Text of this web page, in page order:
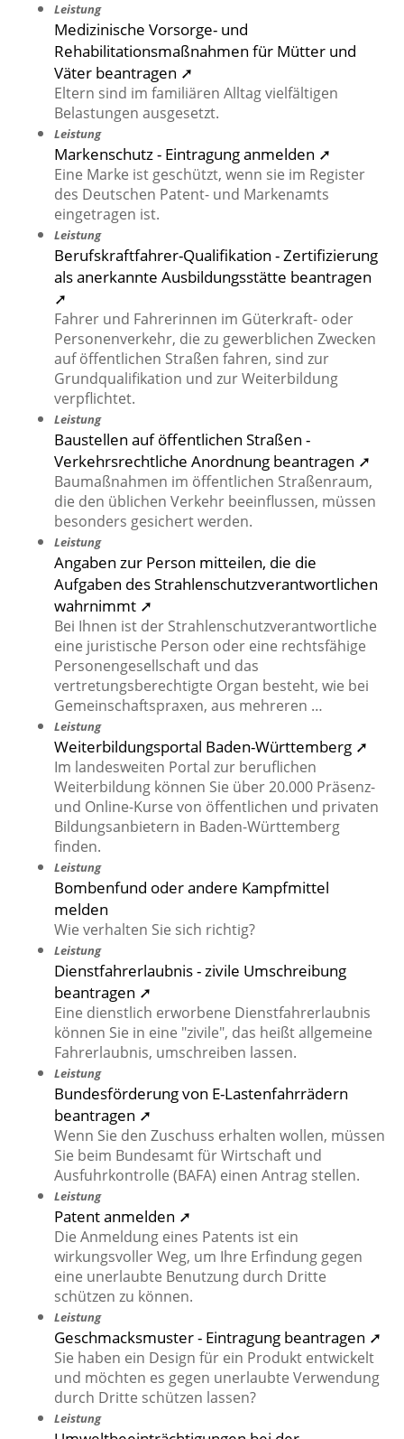
Leistung
Medizinische Vorsorge- und
Rehabilitationsmaßnahmen für Mütter und
Väter beantragen ➚
Eltern sind im familiären Alltag vielfältigen
Belastungen ausgesetzt.
Leistung
Markenschutz - Eintragung anmelden ➚
Eine Marke ist geschützt, wenn sie im Register
des Deutschen Patent- und Markenamts
eingetragen ist.
Leistung
Berufskraftfahrer-Qualifikation - Zertifizierung
als anerkannte Ausbildungsstätte beantragen
➚
Fahrer und Fahrerinnen im Güterkraft- oder
Personenverkehr, die zu gewerblichen Zwecken
auf öffentlichen Straßen fahren, sind zur
Grundqualifikation und zur Weiterbildung
verpflichtet.
Leistung
Baustellen auf öffentlichen Straßen -
Verkehrsrechtliche Anordnung beantragen ➚
Baumaßnahmen im öffentlichen Straßenraum,
die den üblichen Verkehr beeinflussen, müssen
besonders gesichert werden.
Leistung
Angaben zur Person mitteilen, die die
Aufgaben des Strahlenschutzverantwortlichen
wahrnimmt ➚
Bei Ihnen ist der Strahlenschutzverantwortliche
eine juristische Person oder eine rechtsfähige
Personengesellschaft und das
vertretungsberechtigte Organ besteht, wie bei
Gemeinschaftspraxen, aus mehreren …
Leistung
Weiterbildungsportal Baden-Württemberg ➚
Im landesweiten Portal zur beruflichen
Weiterbildung können Sie über 20.000 Präsenz-
und Online-Kurse von öffentlichen und privaten
Bildungsanbietern in Baden-Württemberg
finden.
Leistung
Bombenfund oder andere Kampfmittel
melden
Wie verhalten Sie sich richtig?
Leistung
Dienstfahrerlaubnis - zivile Umschreibung
beantragen ➚
Eine dienstlich erworbene Dienstfahrerlaubnis
können Sie in eine "zivile", das heißt allgemeine
Fahrerlaubnis, umschreiben lassen.
Leistung
Bundesförderung von E-Lastenfahrrädern
beantragen ➚
Wenn Sie den Zuschuss erhalten wollen, müssen
Sie beim Bundesamt für Wirtschaft und
Ausfuhrkontrolle (BAFA) einen Antrag stellen.
Leistung
Patent anmelden ➚
Die Anmeldung eines Patents ist ein
wirkungsvoller Weg, um Ihre Erfindung gegen
eine unerlaubte Benutzung durch Dritte
schützen zu können.
Leistung
Geschmacksmuster - Eintragung beantragen ➚
Sie haben ein Design für ein Produkt entwickelt
und möchten es gegen unerlaubte Verwendung
durch Dritte schützen lassen?
Leistung